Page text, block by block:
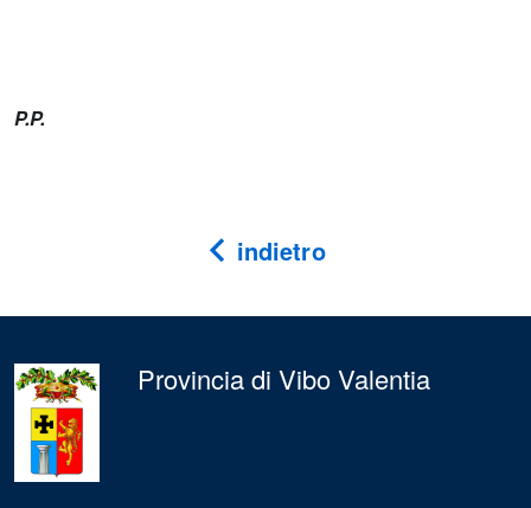
P.P.
indietro
Provincia di Vibo Valentia